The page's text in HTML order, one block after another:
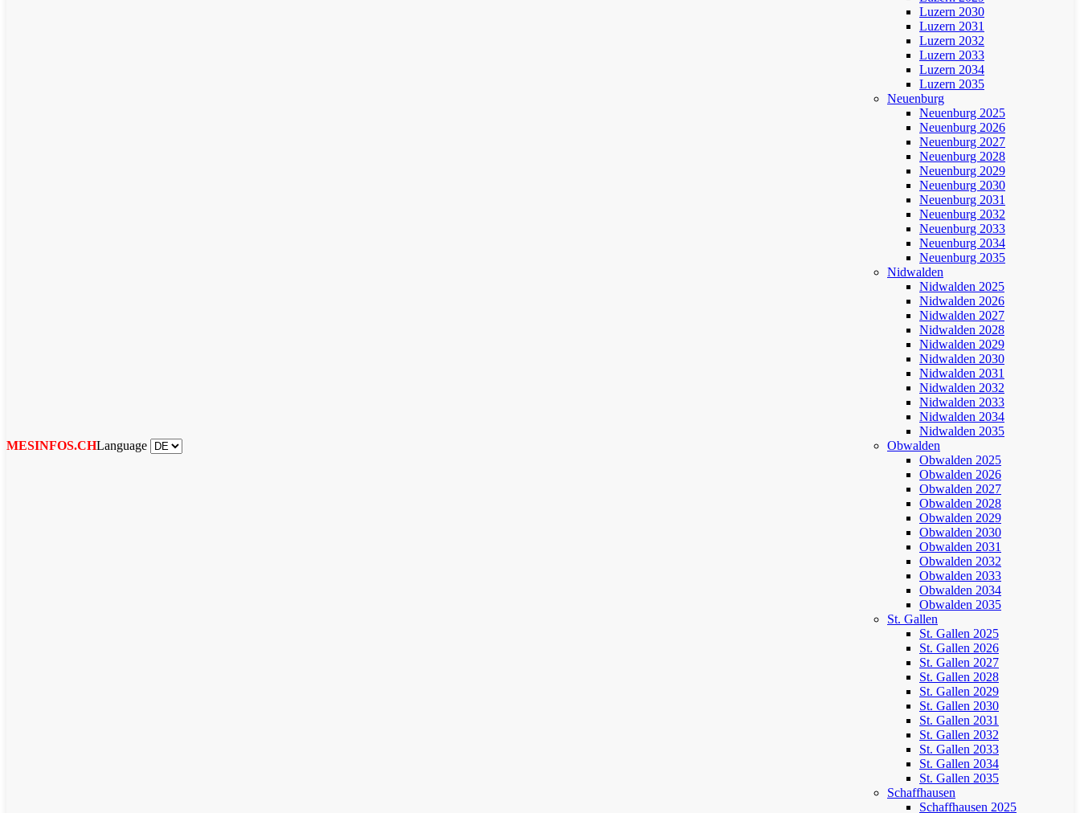
MESINFOS.CHLanguage
Luzern 2030
Luzern 2031
Luzern 2032
Luzern 2033
Luzern 2034
Luzern 2035
Neuenburg
Neuenburg 2025
Neuenburg 2026
Neuenburg 2027
Neuenburg 2028
Neuenburg 2029
Neuenburg 2030
Neuenburg 2031
Neuenburg 2032
Neuenburg 2033
Neuenburg 2034
Neuenburg 2035
Nidwalden
Nidwalden 2025
Nidwalden 2026
Nidwalden 2027
Nidwalden 2028
Nidwalden 2029
Nidwalden 2030
Nidwalden 2031
Nidwalden 2032
Nidwalden 2033
Nidwalden 2034
Nidwalden 2035
Obwalden
Obwalden 2025
Obwalden 2026
Obwalden 2027
Obwalden 2028
Obwalden 2029
Obwalden 2030
Obwalden 2031
Obwalden 2032
Obwalden 2033
Obwalden 2034
Obwalden 2035
St. Gallen
St. Gallen 2025
St. Gallen 2026
St. Gallen 2027
St. Gallen 2028
St. Gallen 2029
St. Gallen 2030
St. Gallen 2031
St. Gallen 2032
St. Gallen 2033
St. Gallen 2034
St. Gallen 2035
Schaffhausen
Schaffhausen 2025